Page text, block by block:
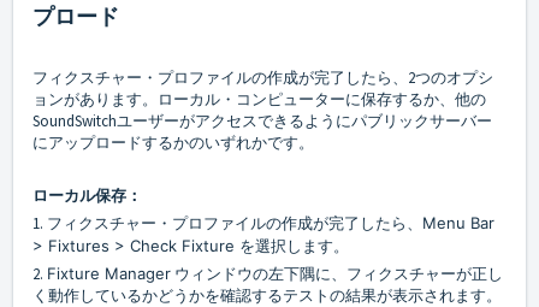
プロード
フィクスチャー・プロファイルの作成が完了したら、2つのオプシ
ョンがあります。ローカル・コンピューターに保存するか、他の
SoundSwitchユーザーがアクセスできるようにパブリックサーバー
にアップロードするかのいずれかです。
ローカル保存：
1. フィクスチャー・プロファイルの作成が完了したら、 Menu Bar
> Fixtures > Check Fixture を選択します。
2. Fixture Manager ウィンドウの左下隅に、フィクスチャーが正し
く動作しているかどうかを確認するテストの結果が表示されます。